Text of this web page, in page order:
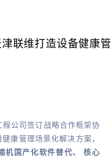
联维打造设备健康管
公司签订战略合作框架协
康管理场景化解决方案，
机国产化软件替代、 核心